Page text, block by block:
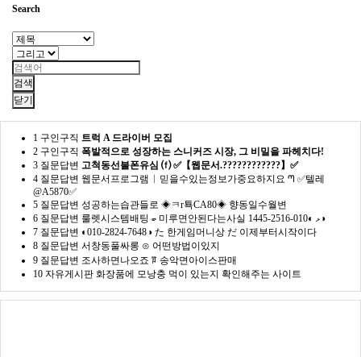
Search
검색
닫기
1 구인구직 트럭 A 드라이버 모집
2 구인구직 폭발적으로 성장하는 스니커즈 시장, 그 비밀을 파헤치다!
3 질문답변 고척동선불폰유심 ⒡ ✅【웹문서.????????????】✅
4 질문답변 웹문서프로그램 ᛁ 믿을수있는정보가중요하지요 ᘉ ✅텔레
@A5870✅
5 질문답변 성공하는습관들로 ◈ㅋr툑CA80◈ 향동일수월변
6 질문답변
룰렛시스템배팅 ބ 미루면안된다는사실 ޅ ◐010-2516-1445◑
7 질문답변 ◐010-2824-7648◑ た 한게임머니상 だ 이제부터시작이다
8 질문답변 서창동풀싸롱 ⊙ 어떤방법이있지
9 질문답변 조사하면나오죠 ꅶ 송악면아이스판매
10 자유게시판 화장품에 모낭충 먹이 있는지 확인해주는 사이트